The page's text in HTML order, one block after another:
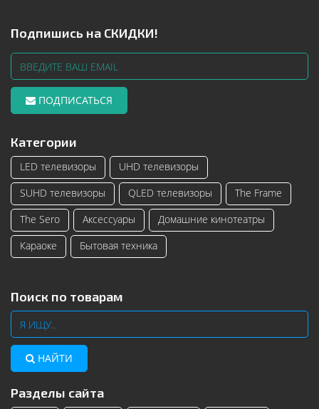
Подпишись на СКИДКИ!
ПОДПИСАТЬСЯ
Категории
LED телевизоры
UHD телевизоры
SUHD телевизоры
QLED телевизоры
The Frame
The Sero
Аксессуары
Домашние кинотеатры
Караоке
Бытовая техника
Поиск по товарам
НАЙТИ
Разделы сайта